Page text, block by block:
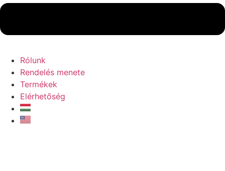
Rólunk
Rendelés menete
Termékek
Elérhetőség